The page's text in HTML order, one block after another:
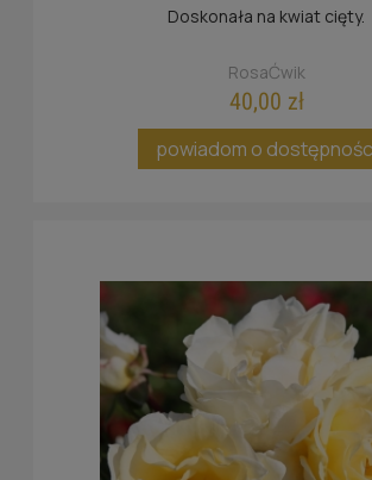
Doskonała na kwiat cięty.
RosaĆwik
40,00 zł
powiadom o